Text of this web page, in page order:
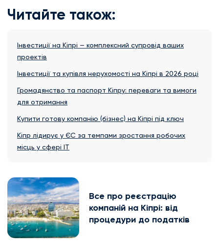
Читайте також:
Інвестиції на Кіпрі — комплексний супровід ваших
проектів
Інвестиції та купівля нерухомості на Кіпрі в 2026 році
Громадянство та паспорт Кіпру: переваги та вимоги
для отримання
Купити готову компанію (бізнес) на Кіпрі під ключ
Кіпр лідирує у ЄС за темпами зростання робочих
місць у сфері ІТ
Все про реєстрацію
компаній на Кіпрі: від
процедури до податків